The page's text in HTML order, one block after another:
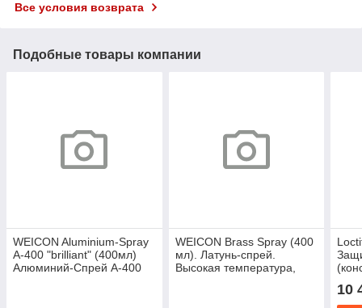
Все условия возврата
Подобные товары компании
WEICON Aluminium-Spray
A-400 "brilliant" (400мл)
Алюминий-Спрей А-400
WEICON Brass Spray (400
мл). Латунь-спрей.
Высокая температура,
10